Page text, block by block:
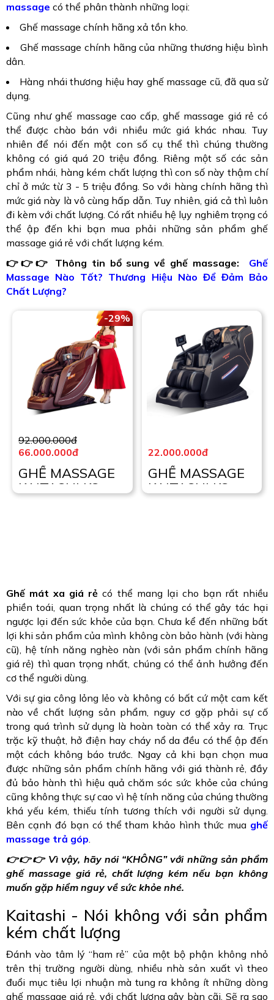
massage có thể phân thành những loại:
Ghế massage chính hãng xả tồn kho.
Ghế massage chính hãng của những thương hiệu bình
dân.
Hàng nhái thương hiệu hay ghế massage cũ, đã qua sử
dụng.
Cũng như ghế massage cao cấp, ghế massage giá rẻ có
thể được chào bán với nhiều mức giá khác nhau. Tuy
nhiên để nói đến một con số cụ thể thì chúng thường
không có giá quá 20 triệu đồng. Riêng một số các sản
phẩm nhái, hàng kém chất lượng thì con số này thậm chí
chỉ ở mức từ 3 - 5 triệu đồng. So với hàng chính hãng thì
mức giá này là vô cùng hấp dẫn. Tuy nhiên, giá cả thì luôn
đi kèm với chất lượng. Có rất nhiều hệ lụy nghiêm trọng có
thể ập đến khi bạn mua phải những sản phẩm ghế
massage giá rẻ với chất lượng kém.
👉👉👉 Thông tin bổ sung về ghế massage: Ghế
Massage Nào Tốt? Thương Hiệu Nào Để Đảm Bảo
Chất Lượng?
-29%
92.000.000đ
66.000.000đ
GHẾ MASSAGE
KAITASHI KS-
22.000.000đ
GHẾ MASSAGE
KAITASHI KS-
Ghế mát xa giá rẻ có thể mang lại cho bạn rất nhiều
phiền toái, quan trọng nhất là chúng có thể gây tác hại
ngược lại đến sức khỏe của bạn. Chưa kể đến những bất
lợi khi sản phẩm của mình không còn bảo hành (với hàng
cũ), hệ tính năng nghèo nàn (với sản phẩm chính hãng
giá rẻ) thì quan trọng nhất, chúng có thể ảnh hưởng đến
cơ thể người dùng.
Với sự gia công lỏng lẻo và không có bất cứ một cam kết
nào về chất lượng sản phẩm, nguy cơ gặp phải sự cố
trong quá trình sử dụng là hoàn toàn có thể xảy ra. Trục
trặc kỹ thuật, hở điện hay cháy nổ da đều có thể ập đến
một cách không báo trước. Ngay cả khi bạn chọn mua
được những sản phẩm chính hãng với giá thành rẻ, đầy
đủ bảo hành thì hiệu quả chăm sóc sức khỏe của chúng
cũng không thực sự cao vì hệ tính năng của chúng thường
khá yếu kém, thiếu tính tương thích với người sử dụng.
Bên cạnh đó bạn có thể tham khảo hình thức mua ghế
massage trả góp.
👉👉👉 Vì vậy, hãy nói “KHÔNG” với những sản phẩm
ghế massage giá rẻ, chất lượng kém nếu bạn không
muốn gặp hiểm nguy về sức khỏe nhé.
Kaitashi - Nói không với sản phẩm
kém chất lượng
Đánh vào tâm lý “ham rẻ” của một bộ phận không nhỏ
trên thị trường người dùng, nhiều nhà sản xuất vì theo
đuổi mục tiêu lợi nhuận mà tung ra không ít những dòng
ghế massage giá rẻ, với chất lượng gây bàn cãi. Sẽ ra sao